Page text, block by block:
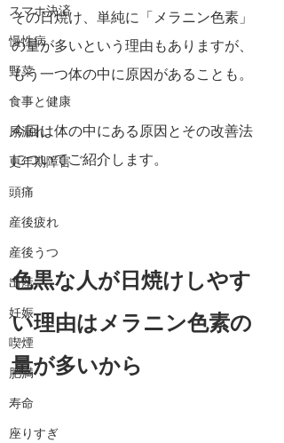
スマホ決済
慢性病
野菜
食事と健康
尿漏れ
更年期障害
頭痛
産後疲れ
産後うつ
出産
妊娠
喫煙
肥満
寿命
座りすぎ
その日焼け、単純に 「メラニン色素」
の量が多いという理由もありますが、
もう一つ体の中に原因があることも。
今回は体の中にある原因とその改善法
についてご紹介します。
色黒な人が日焼けしやす
い理由はメラニン色素の
量が多いから